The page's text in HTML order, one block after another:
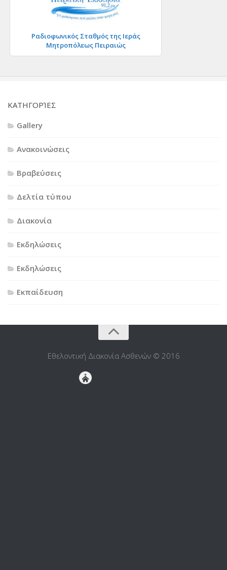
Ραδιοφωνικός Σταθμός της Ιεράς
Μητροπόλεως Πειραιώς
KΑΤΗΓΟΡΊΕΣ
Gallery
Ανακοινώσεις
Βραβεύσεις
Δελτία τύπου
Διακονία
Εκδηλώσεις
Εκδηλώσεις
Εκπαίδευση
Εθελοντική Διακονία Ασθενών © 2016